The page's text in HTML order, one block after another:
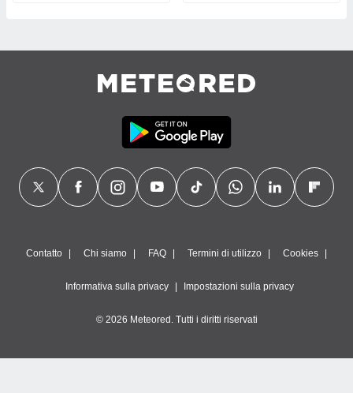
Contatto Chi siamo FAQ Termini di utilizzo Cookies
Informativa sulla privacy Impostazioni sulla privacy
© 2026 Meteored. Tutti i diritti riservati